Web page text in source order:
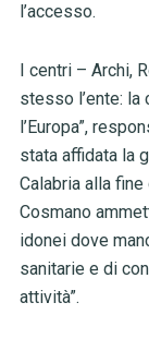
l’accesso.
I centri – Archi,
stesso l’ente: la
l’Europa”,
stata affidata la
Calabria alla
Cosmano
idonei dove
sanitarie e di
attività”.